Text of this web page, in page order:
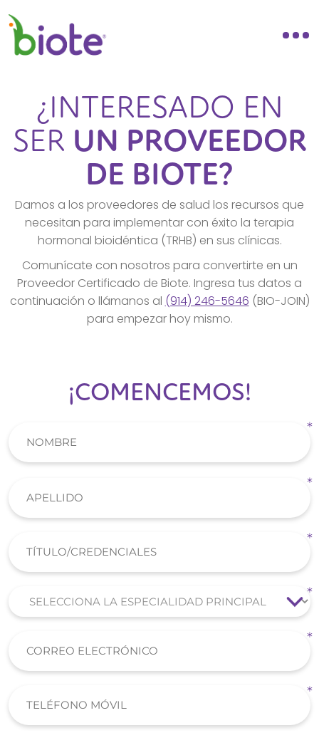
¿INTERESADO EN
SER UN PROVEEDOR
DE BIOTE?
Damos a los proveedores de salud los recursos que
necesitan para implementar con éxito la terapia
hormonal bioidéntica (TRHB) en sus clínicas.
Comunícate con nosotros para convertirte en un
Proveedor Certificado de Biote. Ingresa tus datos a
continuación o llámanos al (914) 246-5646 (BIO-JOIN)
para empezar hoy mismo.
¡COMENCEMOS!